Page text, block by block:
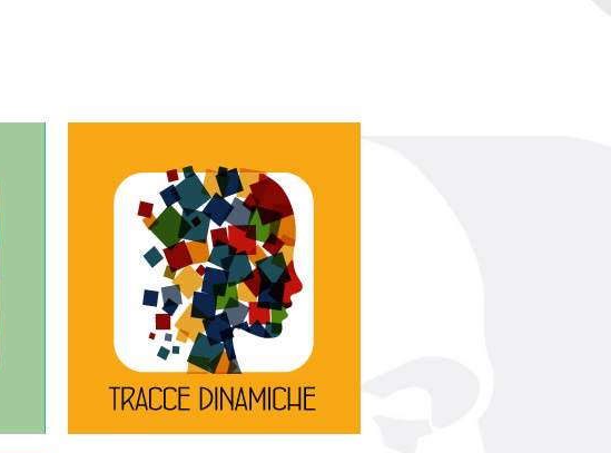
Tracce dinamiche
Tracce Dinamiche è una
rassegna di teatro
d’innovazione e sperimentale.
Continua